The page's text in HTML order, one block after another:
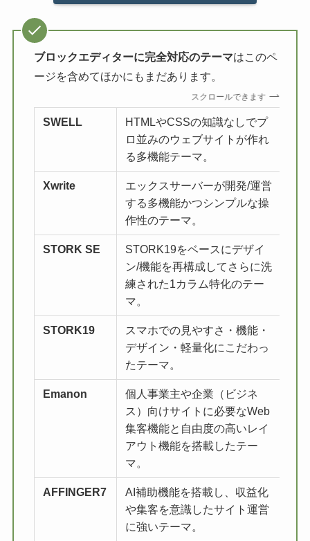
ブロックエディターに完全対応のテーマはこのペ
ージを含めてほかにもまだあります。
スクロールできます
SWELL
HTMLやCSSの知識なしでプ
ロ並みのウェブサイトが作れ
る多機能テーマ。
Xwrite
エックスサーバーが開発/運営
する多機能かつシンプルな操
作性のテーマ。
STORK SE
STORK19をベースにデザイ
ン/機能を再構成してさらに洗
練された1カラム特化のテー
マ。
STORK19
スマホでの見やすさ・機能・
デザイン・軽量化にこだわっ
たテーマ。
Emanon
個人事業主や企業（ビジネ
ス）向けサイトに必要なWeb
集客機能と自由度の高いレイ
アウト機能を搭載したテー
マ。
AFFINGER7
AI補助機能を搭載し、収益化
や集客を意識したサイト運営
に強いテーマ。